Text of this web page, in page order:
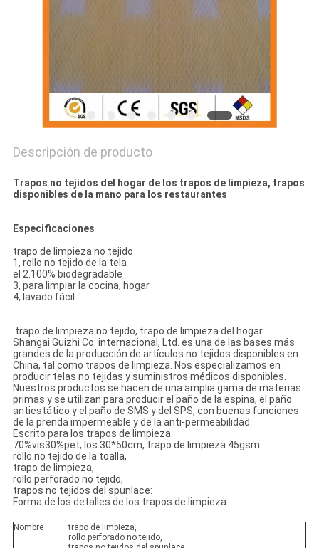
PRIVACY
POLICY
Descripción de producto
Trapos no tejidos del hogar de los trapos de limpieza, trapos
disponibles de la mano para los restaurantes
Especificaciones
trapo de limpieza no tejido
1, rollo no tejido de la tela
el 2.100% biodegradable
3, para limpiar la cocina, hogar
4, lavado fácil
trapo de limpieza no tejido, trapo de limpieza del hogar
Shangai Guizhi Co. internacional, Ltd. es una de las bases más
grandes de la producción de artículos no tejidos disponibles en
China, tal como trapos de limpieza. Nos especializamos en
producir telas no tejidas y suministros médicos disponibles.
Nuestros productos se hacen de una amplia gama de materias
primas y se utilizan para producir el paño de la espina, el paño
antiestático y el paño de SMS y del SPS, con buenas funciones
de la prenda impermeable y de la anti-permeabilidad.
Escrito para los trapos de limpieza
70%vis30%pet, los 30*50cm, trapo de limpieza 45gsm
rollo no tejido de la toalla,
trapo de limpieza,
rollo perforado no tejido,
trapos no tejidos del spunlace:
Forma de los detalles de los trapos de limpieza
Nombre
trapo de limpieza,
rollo perforado no tejido,